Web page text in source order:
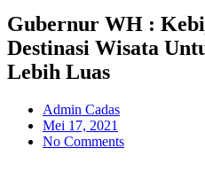
Gubernur WH :
Destinasi Wisata
Lebih Luas
Admin Cadas
Mei 17, 2021
No Comments